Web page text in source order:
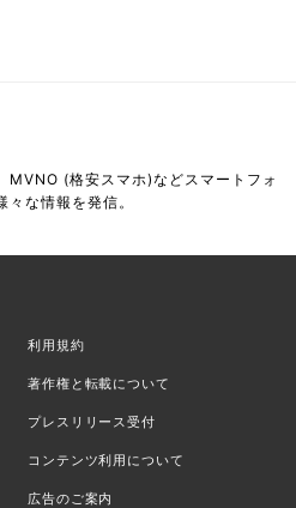
MVNO (格安スマホ)などスマートフォ
な情報を発信。
利用規約
著作権と転載について
プレスリリース受付
コンテンツ利用について
広告のご案内